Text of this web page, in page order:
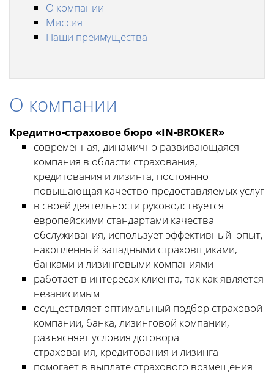
О компании
Миссия
Наши преимущества
О компании
Кредитно-страховое бюро «IN-BROKER»
современная, динамично развивающаяся
компания в области страхования,
кредитования и лизинга, постоянно
повышающая качество предоставляемых услуг
в своей деятельности руководствуется
европейскими стандартами качества
обслуживания, использует эффективный опыт,
накопленный западными страховщиками,
банками и лизинговыми компаниями
работает в интересах клиента, так как является
независимым
осуществляет оптимальный подбор страховой
компании, банка, лизинговой компании,
разъясняет условия договора
страхования, кредитования и лизинга
помогает в выплате страхового возмещения